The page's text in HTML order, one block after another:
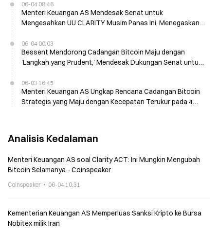
06-04 08:46
Menteri Keuangan AS Mendesak Senat untuk
Mengesahkan UU CLARITY Musim Panas Ini, Menegaskan
06-04 00:03
Bessent Mendorong Cadangan Bitcoin Maju dengan
'Langkah yang Prudent,' Mendesak Dukungan Senat untuk
06-03 16:45
Menteri Keuangan AS Ungkap Rencana Cadangan Bitcoin
Strategis yang Maju dengan Kecepatan Terukur pada 4
Analisis Kedalaman
Menteri Keuangan AS soal Clarity ACT: Ini Mungkin Mengubah
Bitcoin Selamanya - Coinspeaker
Coinspeaker 06-04 10:31
Kementerian Keuangan AS Memperluas Sanksi Kripto ke Bursa
Nobitex milik Iran